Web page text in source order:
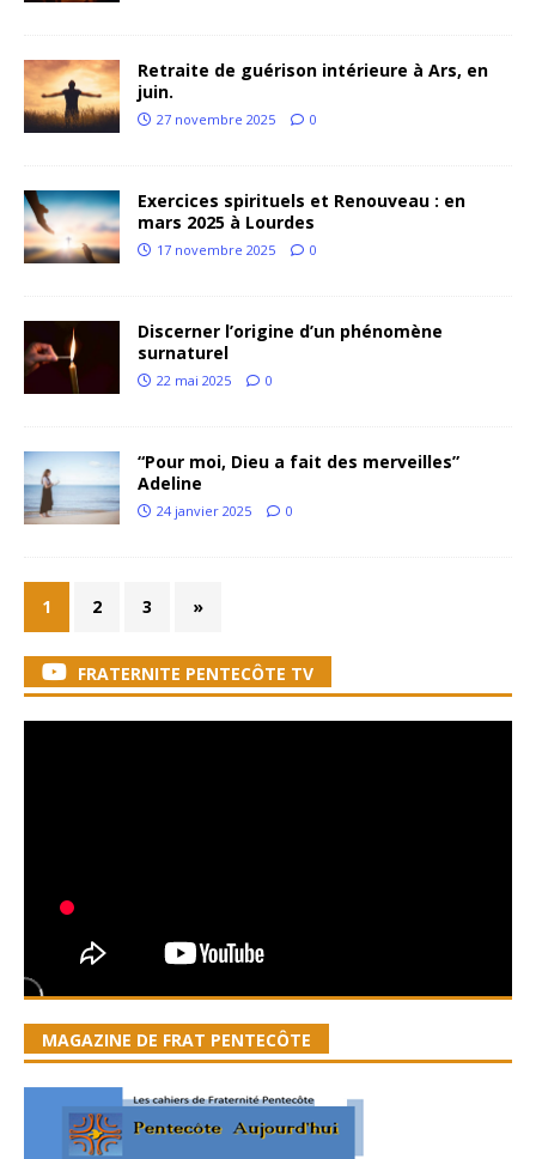
Retraite de guérison intérieure à Ars, en
juin.
27 novembre 2025 0
Exercices spirituels et Renouveau : en
mars 2025 à Lourdes
17 novembre 2025 0
Discerner l’origine d’un phénomène
surnaturel
22 mai 2025 0
“Pour moi, Dieu a fait des merveilles”
Adeline
24 janvier 2025 0
1 2 3 »
FRATERNITE PENTECÔTE TV
MAGAZINE DE FRAT PENTECÔTE